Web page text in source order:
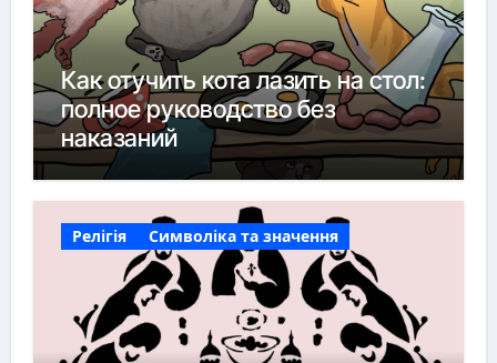
Как отучить кота лазить на стол:
полное руководство без
наказаний
Релігія Символіка та значення